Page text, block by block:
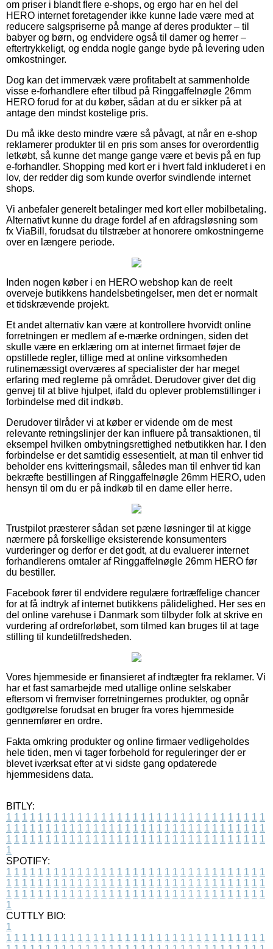
om priser i blandt flere e-shops, og ergo har en hel del
HERO internet foretagender ikke kunne lade være med at
reducere salgspriserne på mange af deres produkter – til
babyer og børn, og endvidere også til damer og herrer –
eftertrykkeligt, og endda nogle gange byde på levering uden
omkostninger.
Dog kan det immervæk være profitabelt at sammenholde
visse e-forhandlere efter tilbud på Ringgaffelnøgle 26mm
HERO forud for at du køber, sådan at du er sikker på at
antage den mindst kostelige pris.
Du må ikke desto mindre være så påvagt, at når en e-shop
reklamerer produkter til en pris som anses for overordentlig
letkøbt, så kunne det mange gange være et bevis på en fup
e-forhandler. Shopping med kort er i hvert fald inkluderet i en
lov, der redder dig som kunde overfor svindlende internet
shops.
Vi anbefaler generelt betalinger med kort eller mobilbetaling.
Alternativt kunne du drage fordel af en afdragsløsning som
fx ViaBill, forudsat du tilstræber at honorere omkostningerne
over en længere periode.
Inden nogen køber i en HERO webshop kan de reelt
overveje butikkens handelsbetingelser, men det er normalt
et tidskrævende projekt.
Et andet alternativ kan være at kontrollere hvorvidt online
forretningen er medlem af e-mærke ordningen, siden det
skulle være en erklæring om at internet firmaet føjer de
opstillede regler, tillige med at online virksomheden
rutinemæssigt overværes af specialister der har meget
erfaring med reglerne på området. Derudover giver det dig
genvej til at blive hjulpet, ifald du oplever problemstillinger i
forbindelse med dit indkøb.
Derudover tilråder vi at køber er vidende om de mest
relevante retningslinjer der kan influere på transaktionen, til
eksempel hvilken ombytningsrettighed netbutikken har. I den
forbindelse er det samtidig essesentielt, at man til enhver tid
beholder ens kvitteringsmail, således man til enhver tid kan
bekræfte bestillingen af Ringgaffelnøgle 26mm HERO, uden
hensyn til om du er på indkøb til en dame eller herre.
Trustpilot præsterer sådan set pæne løsninger til at kigge
nærmere på forskellige eksisterende konsumenters
vurderinger og derfor er det godt, at du evaluerer internet
forhandlerens omtaler af Ringgaffelnøgle 26mm HERO før
du bestiller.
Facebook fører til endvidere regulære fortræffelige chancer
for at få indtryk af internet butikkens pålidelighed. Her ses en
del online varehuse i Danmark som tilbyder folk at skrive en
vurdering af ordreforløbet, som tilmed kan bruges til at tage
stilling til kundetilfredsheden.
Vores hjemmeside er finansieret af indtægter fra reklamer. Vi
har et fast samarbejde med utallige online selskaber
eftersom vi fremviser forretningernes produkter, og opnår
godtgørelse forudsat en bruger fra vores hjemmeside
gennemfører en ordre.
Fakta omkring produkter og online firmaer vedligeholdes
hele tiden, men vi tager forbehold for reguleringer der er
blevet iværksat efter at vi sidste gang opdaterede
hjemmesidens data.
BITLY:
1 1 1 1 1 1 1 1 1 1 1 1 1 1 1 1 1 1 1 1 1 1 1 1 1 1 1 1 1 1 1 1 1
1 1 1 1 1 1 1 1 1 1 1 1 1 1 1 1 1 1 1 1 1 1 1 1 1 1 1 1 1 1 1 1 1
1 1 1 1 1 1 1 1 1 1 1 1 1 1 1 1 1 1 1 1 1 1 1 1 1 1 1 1 1 1 1 1 1
1
SPOTIFY:
1 1 1 1 1 1 1 1 1 1 1 1 1 1 1 1 1 1 1 1 1 1 1 1 1 1 1 1 1 1 1 1 1
1 1 1 1 1 1 1 1 1 1 1 1 1 1 1 1 1 1 1 1 1 1 1 1 1 1 1 1 1 1 1 1 1
1 1 1 1 1 1 1 1 1 1 1 1 1 1 1 1 1 1 1 1 1 1 1 1 1 1 1 1 1 1 1 1 1
1
CUTTLY BIO:
1
1 1 1 1 1 1 1 1 1 1 1 1 1 1 1 1 1 1 1 1 1 1 1 1 1 1 1 1 1 1 1 1 1